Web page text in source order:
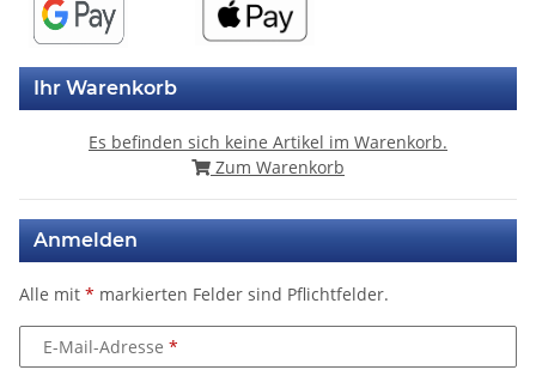
Ihr Warenkorb
Es befinden sich keine Artikel im Warenkorb.
Zum Warenkorb
Anmelden
Alle mit * markierten Felder sind Pflichtfelder.
E-Mail-Adresse